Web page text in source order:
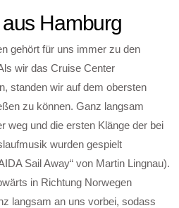
Hamburg
gehört für uns immer zu den
wir das Cruise Center
standen wir auf dem obersten
zu können. Ganz langsam
weg und die ersten Klänge der bei
wurden gespielt
Sail Away“ von Martin Lingnau).
in Richtung Norwegen
langsam an uns vorbei, sodass